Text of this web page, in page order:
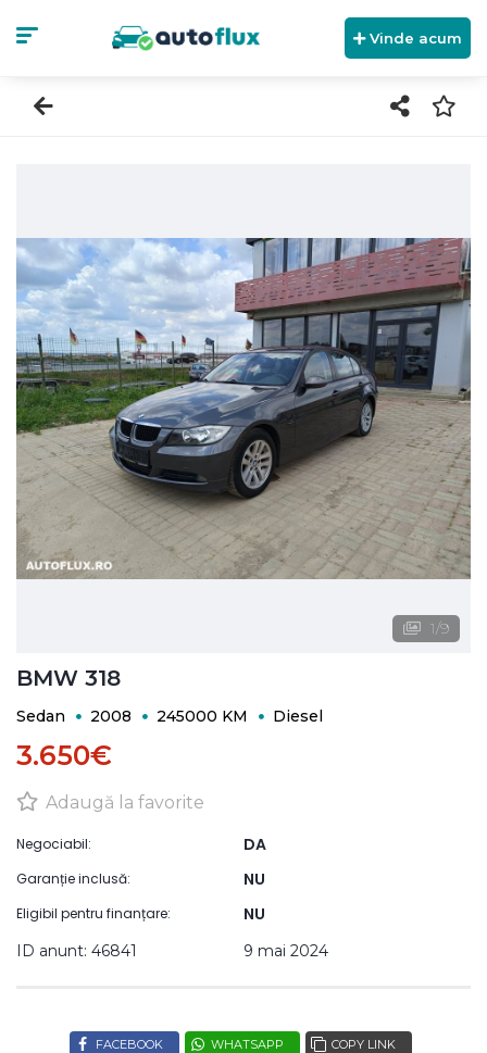
Vinde acum
1/9
BMW 318
Sedan 2008 245000 KM Diesel
3.650€
Adaugă la favorite
Negociabil: DA
Garanție inclusă: NU
Eligibil pentru finanțare: NU
ID anunt: 46841 9 mai 2024
FACEBOOK WHATSAPP COPY LINK